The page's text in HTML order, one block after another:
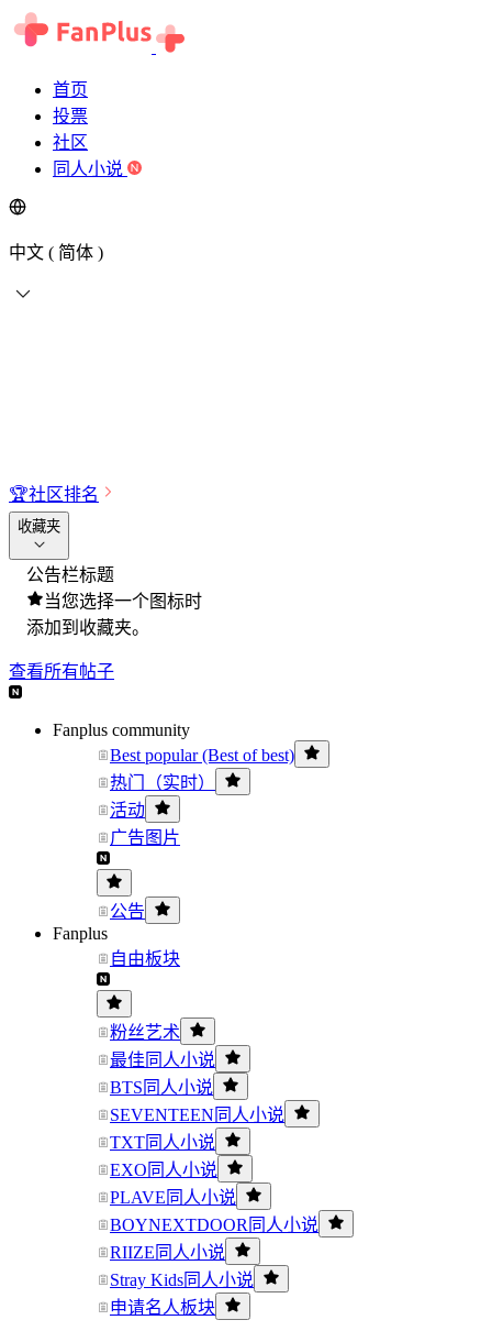
首页
投票
社区
同人小说
中文 ( 简体 )
🏆社区排名
收藏夹
公告栏标题
当您选择一个图标时
添加到收藏夹。
查看所有帖子
Fanplus community
Best popular (Best of best)
热门（实时）
活动
广告图片
公告
Fanplus
自由板块
粉丝艺术
最佳同人小说
BTS同人小说
SEVENTEEN同人小说
TXT同人小说
EXO同人小说
PLAVE同人小说
BOYNEXTDOOR同人小说
RIIZE同人小说
Stray Kids同人小说
申请名人板块